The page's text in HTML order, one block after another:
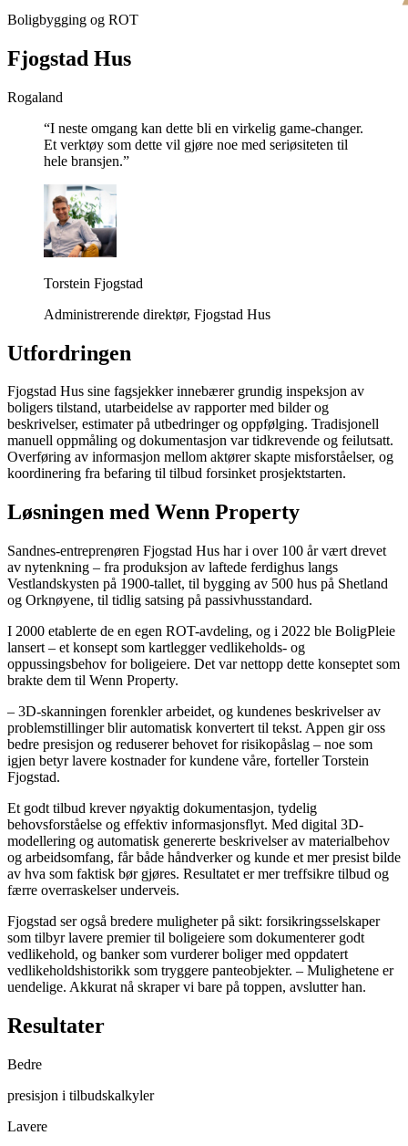
Boligbygging og ROT
Fjogstad Hus
Rogaland
“I neste omgang kan dette bli en virkelig game-changer.
Et verktøy som dette vil gjøre noe med seriøsiteten til
hele bransjen.”
Torstein Fjogstad
Administrerende direktør, Fjogstad Hus
Utfordringen
Fjogstad Hus sine fagsjekker innebærer grundig inspeksjon av
boligers tilstand, utarbeidelse av rapporter med bilder og
beskrivelser, estimater på utbedringer og oppfølging. Tradisjonell
manuell oppmåling og dokumentasjon var tidkrevende og feilutsatt.
Overføring av informasjon mellom aktører skapte misforståelser, og
koordinering fra befaring til tilbud forsinket prosjektstarten.
Løsningen med Wenn Property
Sandnes-entreprenøren Fjogstad Hus har i over 100 år vært drevet
av nytenkning – fra produksjon av laftede ferdighus langs
Vestlandskysten på 1900-tallet, til bygging av 500 hus på Shetland
og Orknøyene, til tidlig satsing på passivhusstandard.
I 2000 etablerte de en egen ROT-avdeling, og i 2022 ble BoligPleie
lansert – et konsept som kartlegger vedlikeholds- og
oppussingsbehov for boligeiere. Det var nettopp dette konseptet som
brakte dem til Wenn Property.
– 3D-skanningen forenkler arbeidet, og kundenes beskrivelser av
problemstillinger blir automatisk konvertert til tekst. Appen gir oss
bedre presisjon og reduserer behovet for risikopåslag – noe som
igjen betyr lavere kostnader for kundene våre, forteller Torstein
Fjogstad.
Et godt tilbud krever nøyaktig dokumentasjon, tydelig
behovsforståelse og effektiv informasjonsflyt. Med digital 3D-
modellering og automatisk genererte beskrivelser av materialbehov
og arbeidsomfang, får både håndverker og kunde et mer presist bilde
av hva som faktisk bør gjøres. Resultatet er mer treffsikre tilbud og
færre overraskelser underveis.
Fjogstad ser også bredere muligheter på sikt: forsikringsselskaper
som tilbyr lavere premier til boligeiere som dokumenterer godt
vedlikehold, og banker som vurderer boliger med oppdatert
vedlikeholdshistorikk som tryggere panteobjekter. – Mulighetene er
uendelige. Akkurat nå skraper vi bare på toppen, avslutter han.
Resultater
Bedre
presisjon i tilbudskalkyler
Lavere